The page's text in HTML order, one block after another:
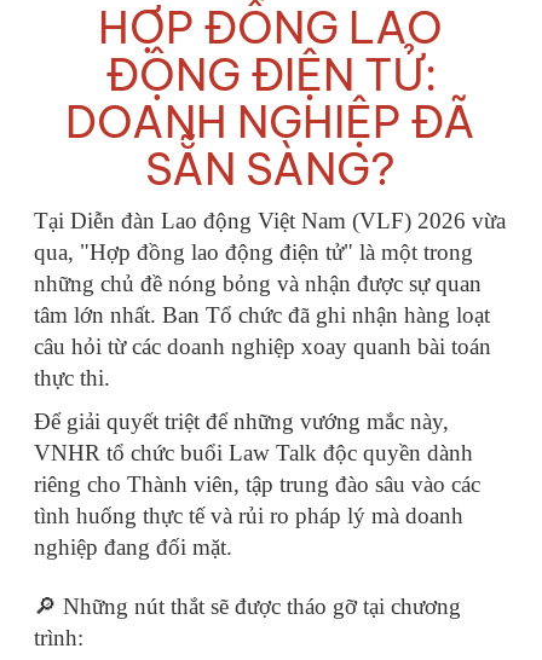
HỢP ĐỒNG LAO
ĐỘNG ĐIỆN TỬ:
DOANH NGHIỆP ĐÃ
SẴN SÀNG?
Tại Diễn đàn Lao động Việt Nam (VLF) 2026 vừa
qua, "Hợp đồng lao động điện tử" là một trong
những chủ đề nóng bỏng và nhận được sự quan
tâm lớn nhất. Ban Tổ chức đã ghi nhận hàng loạt
câu hỏi từ các doanh nghiệp xoay quanh bài toán
thực thi.
Để giải quyết triệt để những vướng mắc này,
VNHR tổ chức buổi Law Talk độc quyền dành
riêng cho Thành viên, tập trung đào sâu vào các
tình huống thực tế và rủi ro pháp lý mà doanh
nghiệp đang đối mặt.
🔎 Những nút thắt sẽ được tháo gỡ tại chương
trình: